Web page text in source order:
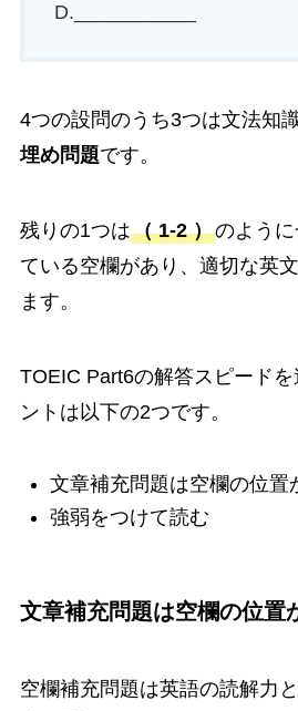
D.___________
4つの設問のうち3つは文法知
埋め問題です。
残りの1つは（ 1-2 ）のよう
ている空欄があり、適切な英
ます。
TOEIC Part6の解答スピード
ントは以下の2つです。
文章補充問題は空欄の位置
強弱をつけて読む
文章補充問題は空欄の位置
空欄補充問題は英語の読解力